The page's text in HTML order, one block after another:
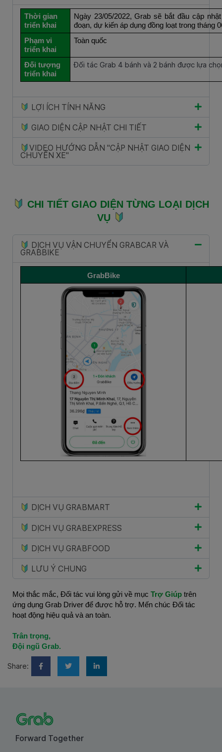
Thời gian
triển khai
Ngày 23/05/2022, Grab sẽ bắt đầu cập
đoạn, dự kiến áp dụng đồng loạt trong tháng
Phạm vi
triển khai
Toàn quốc
Đối tượng
triển khai
Đối tác Grab 4 bánh và 2 bánh được lựa
LỢI ÍCH TÍNH NĂNG
GIAO DIỆN CẬP NHẬT CHI TIẾT
VIDEO HƯỚNG DẪN "CẬP NHẬT GIAO DIỆN
CHUYẾN XE"
CHI TIẾT GIAO DIỆN TỪNG LOẠI DỊCH
VỤ
DỊCH VỤ VẬN CHUYỂN GRABCAR VÀ
GRABBIKE
GrabBike
DỊCH VỤ GRABMART
DỊCH VỤ GRABEXPRESS
DỊCH VỤ GRABFOOD
LƯU Ý CHUNG
Mọi thắc mắc, Đối tác vui lòng gửi về mục Trợ Giúp trên
ứng dụng Grab Driver để được hỗ trợ. Mến chúc Đối tác
hoạt động hiệu quả và an toàn.
Trân trọng,
Đội ngũ Grab.
Share:
Forward Together